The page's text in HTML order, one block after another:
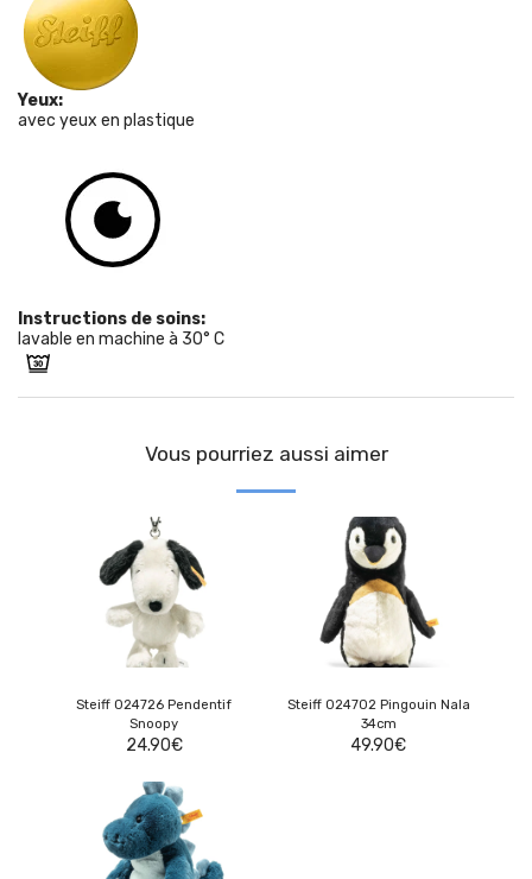
Yeux:
avec yeux en plastique
Instructions de soins:
lavable en machine à 30° C
Vous pourriez aussi aimer
Steiff 024726 Pendentif
Snoopy
24.90€
Steiff 024702 Pingouin Nala
34cm
49.90€